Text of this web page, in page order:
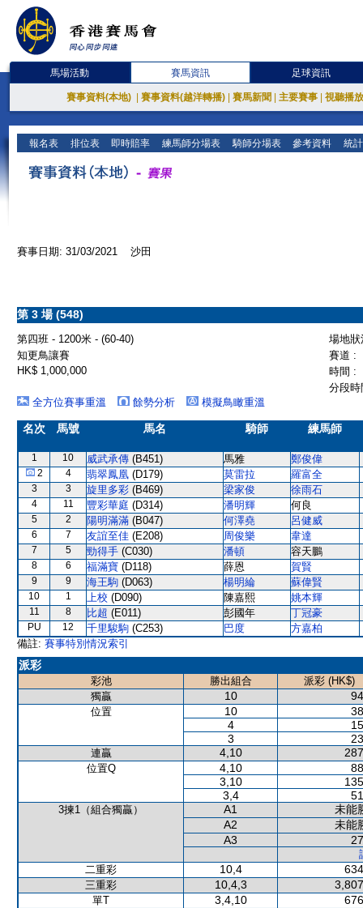
馬場活動 賽馬資訊 足球資訊
賽事資料(本地) 賽事資料(越洋轉播) 賽馬新聞 主要賽事 視聽播
報名表 排位表 即時賠率 練馬師分場表 騎師分場表 參考資料 統
賽事日期: 31/03/2021 沙田
第 3 場 (548)
第四班 - 1200米 - (60-40)
場地
知更鳥讓賽
賽道 :
HK$ 1,000,000
時間 :
分段
全方位賽事重溫
餘勢分析 模擬鳥瞰重溫
名次 馬號 馬名 騎師 練馬師
1 10 威武承傳 (B451) 馬雅 鄭俊偉
2 4 翡翠鳳凰 (D179) 莫雷拉 羅富全
3 3 旋里多彩 (B469) 梁家俊 徐雨石
4 11 豐彩華庭 (D314) 潘明輝 何良
5 2 陽明滿滿 (B047) 何澤堯 呂健威
6 7 友誼至佳 (E208) 周俊樂 韋達
7 5 勁得手 (C030) 潘頓 容天鵬
8 6 福滿寶 (D118) 薛恩 賀賢
9 9 海王駒 (D063) 楊明綸 蘇偉賢
10 1 上校 (D090) 陳嘉熙 姚本輝
11 8 比超 (E011) 彭國年 丁冠豪
PU 12 千里駿駒 (C253) 巴度
方嘉柏
備註: 賽事特別情況索引
派彩
彩池 勝出組合
派彩 (HK$)
獨贏
10
位置 10
4
3
連贏 4,10
位置Q 4,10
3,10
3,4
3揀1（組合獨贏） A1
未能
A2
未能
A3
二重彩
10,4
三重彩 10,4,3
單T 3,4,10